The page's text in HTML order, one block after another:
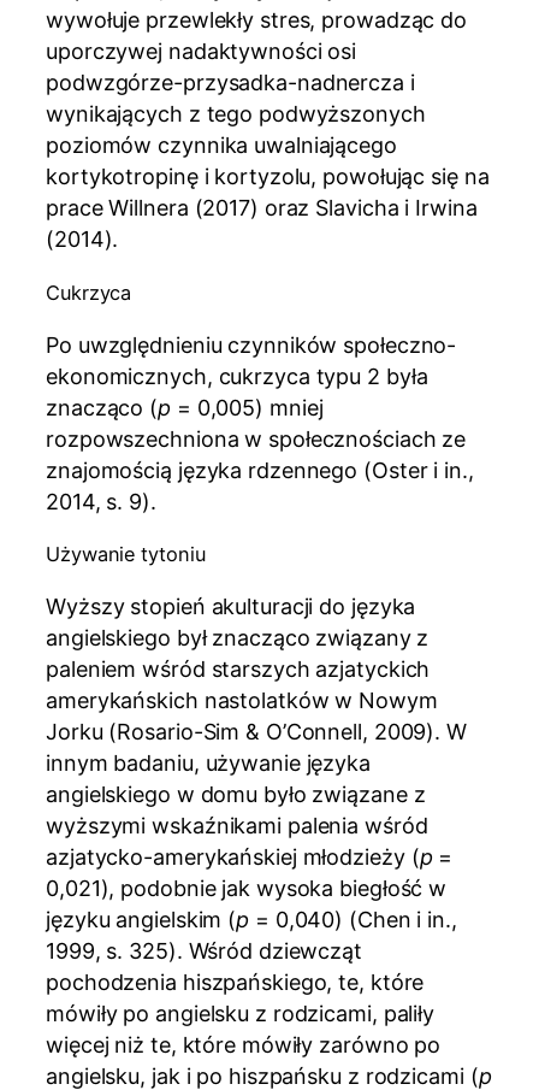
wywołuje przewlekły stres, prowadząc do
uporczywej nadaktywności osi
podwzgórze-przysadka-nadnercza i
wynikających z tego podwyższonych
poziomów czynnika uwalniającego
kortykotropinę i kortyzolu, powołując się na
prace Willnera (2017) oraz Slavicha i Irwina
(2014).
Cukrzyca
Po uwzględnieniu czynników społeczno-
ekonomicznych, cukrzyca typu 2 była
znacząco (p = 0,005) mniej
rozpowszechniona w społecznościach ze
znajomością języka rdzennego (Oster i in.,
2014, s. 9).
Używanie tytoniu
Wyższy stopień akulturacji do języka
angielskiego był znacząco związany z
paleniem wśród starszych azjatyckich
amerykańskich nastolatków w Nowym
Jorku (Rosario-Sim & O’Connell, 2009). W
innym badaniu, używanie języka
angielskiego w domu było związane z
wyższymi wskaźnikami palenia wśród
azjatycko-amerykańskiej młodzieży (p =
0,021), podobnie jak wysoka biegłość w
języku angielskim (p = 0,040) (Chen i in.,
1999, s. 325). Wśród dziewcząt
pochodzenia hiszpańskiego, te, które
mówiły po angielsku z rodzicami, paliły
więcej niż te, które mówiły zarówno po
angielsku, jak i po hiszpańsku z rodzicami (p